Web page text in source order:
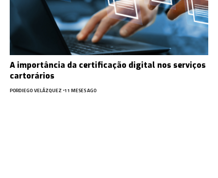
A importância da certificação digital nos serviços
cartorários
PORDIEGO VELÁZQUEZ 11 MESES AGO